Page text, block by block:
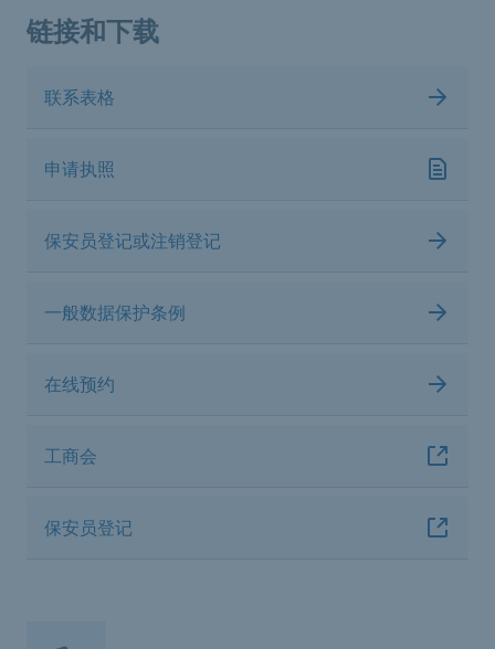
链接和下载
联系表格
申请执照
保安员登记或注销登记
一般数据保护条例
在线预约
工商会
保安员登记